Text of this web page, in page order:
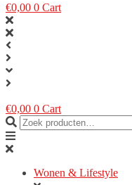
€0,00 0 Cart
€0,00 0 Cart
Wonen & Lifestyle